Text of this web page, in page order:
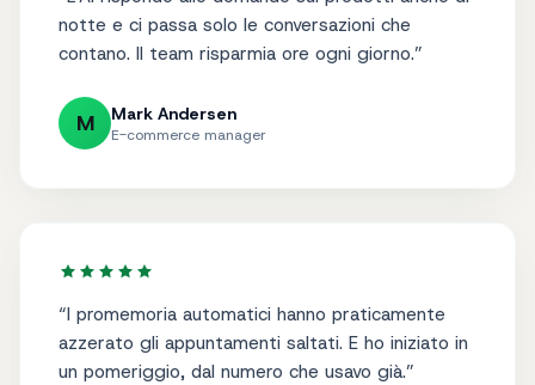
notte e ci passa solo le conversazioni che
contano. Il team risparmia ore ogni giorno.”
M Mark Andersen
E-commerce manager
“I promemoria automatici hanno praticamente
azzerato gli appuntamenti saltati. E ho iniziato in
un pomeriggio, dal numero che usavo già.”